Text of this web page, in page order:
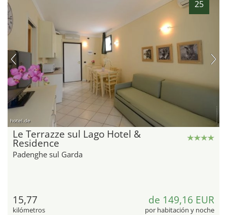
25
hotel.de
Le Terrazze sul Lago Hotel &
Residence
Padenghe sul Garda
15,77
kilómetros
de 149,16 EUR
por habitación y noche